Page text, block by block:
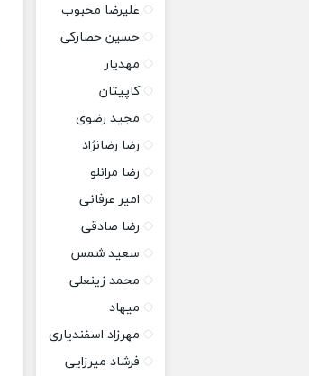
علیرضا محبوب
حسین حصارکی
مهدیار
کاپیتان
مجید رضوی
رضا رضانژاد
رضا مرانلو
امیر عرفانی
رضا صادقی
سعید شمس
محمد زینعلی
میهاد
مهرزاد اسفندیاری
فرشاد میرزایی